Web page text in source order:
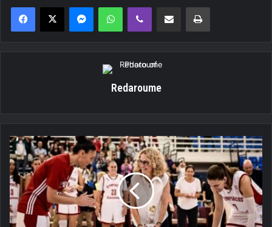
MessengerWhatsAppViber Κοινοποίηση μέσω ηλεκτρονικού ταχυδρομείουΕκτύπωση
Redaroume
Ολυμπιακός
Μπάσκετ
Γυναικών:
Το
πρώτο
ντέρμπι
αιωνίων